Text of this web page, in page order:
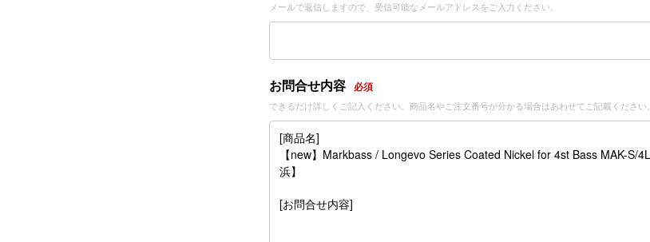
メールで返信しますので、受信可能なメールアドレスをご入力ください。
お問合せ内容 必須
できるだけ詳しくご記入ください。商品名やご注文番号が分かる場合はあわせてご記載ください。